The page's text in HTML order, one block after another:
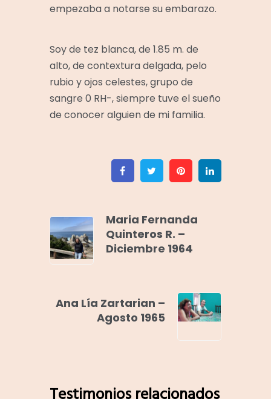
empezaba a notarse su embarazo.
Soy de tez blanca, de 1.85 m. de
alto, de contextura delgada, pelo
rubio y ojos celestes, grupo de
sangre 0 RH-, siempre tuve el sueño
de conocer alguien de mi familia.
FacebookTwitter Pinterest
Maria Fernanda
Quinteros R. –
Diciembre 1964
Ana Lía Zartarian –
Agosto 1965